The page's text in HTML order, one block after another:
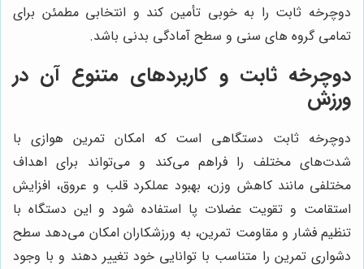
دوچرخه ثابت را به خوبی تأمین کند و انتخابی مطمئن برای
تمامی گروه های سنی و سطح آمادگی بدنی باشد.
دوچرخه ثابت و کاربردهای متنوع آن در
ورزش
دوچرخه ثابت دستگاهی است که امکان تمرین هوازی با
شدت‌های مختلف را فراهم می‌کند و می‌تواند برای اهداف
مختلفی مانند کاهش وزن، بهبود عملکرد قلب و عروق، افزایش
استقامت و تقویت عضلات پا استفاده شود و این دستگاه با
تنظیم فشار و مقاومت تمرین، به ورزشکاران امکان می‌دهد سطح
دشواری تمرین را متناسب با توانایی خود تغییر دهند و با وجود